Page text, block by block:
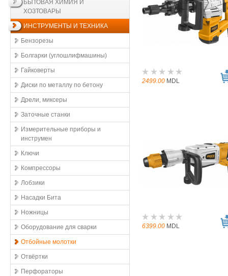
БЫТОВАЯ ХИМИЯ И
ХОЗТОВАРЫ
ИНСТРУМЕНТЫ И ТЕХНИКА
Бензорезы
Болгарки (углошлифмашины)
Гайковерты
Диски по металлу по бетону
Дрели, миксеры
Заточные станки
Измерительные приборы и
инструмен
Ключи
Компрессоры
Лобзики
Насадки Бита
Ножницы
Оборудование для сварки
Отбойные молотки
Отвёртки
Перфораторы
2499.00 MDL
6399.00 MDL